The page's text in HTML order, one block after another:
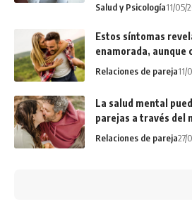
Salud y Psicología11/05/
Estos síntomas
enamorada, aunque
Relaciones de pareja11/
La salud mental
parejas a través del
Relaciones de pareja27/